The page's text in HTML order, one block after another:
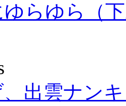
らゆら（
、出雲ナン